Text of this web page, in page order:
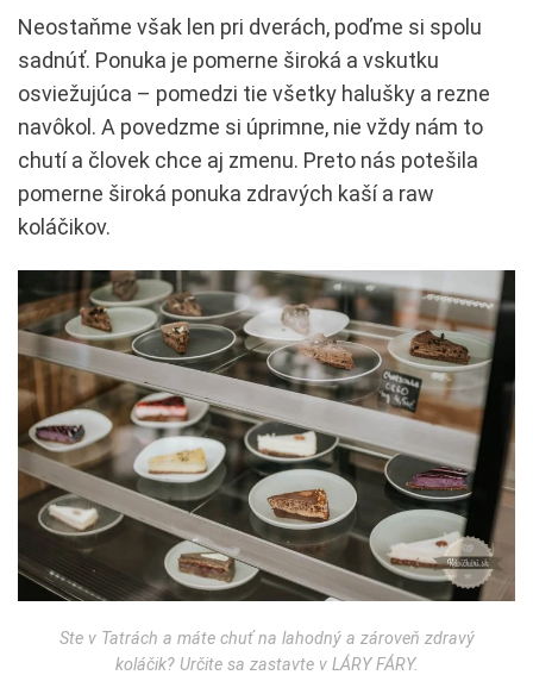
Neostaňme však len pri dverách, poďme si spolu
sadnúť. Ponuka je pomerne široká a vskutku
osviežujúca – pomedzi tie všetky halušky a rezne
navôkol. A povedzme si úprimne, nie vždy nám to
chutí a človek chce aj zmenu. Preto nás potešila
pomerne široká ponuka zdravých kaší a raw
koláčikov.
Ste v Tatrách a máte chuť na lahodný a zároveň zdravý
koláčik? Určite sa zastavte v LÁRY FÁRY.